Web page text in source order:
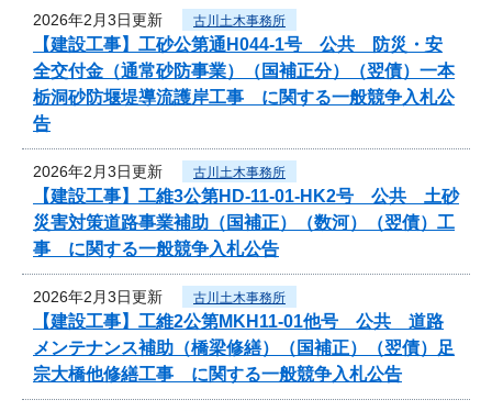
2026年2月3日更新 古川土木事務所
【建設工事】工砂公第通H044-1号 公共 防災・安
全交付金（通常砂防事業）（国補正分）（翌債）一本
栃洞砂防堰堤導流護岸工事 に関する一般競争入札公
告
2026年2月3日更新 古川土木事務所
【建設工事】工維3公第HD-11-01-HK2号 公共 土砂
災害対策道路事業補助（国補正）（数河）（翌債）工
事 に関する一般競争入札公告
2026年2月3日更新 古川土木事務所
【建設工事】工維2公第MKH11-01他号 公共 道路
メンテナンス補助（橋梁修繕）（国補正）（翌債）足
宗大橋他修繕工事 に関する一般競争入札公告